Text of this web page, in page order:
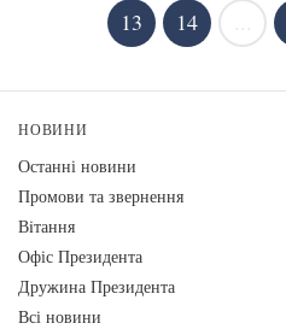
13
14
НОВИНИ
Останні новини
Промови та звернення
Вiтання
Офіс Президента
Дружина Президента
Всі новини